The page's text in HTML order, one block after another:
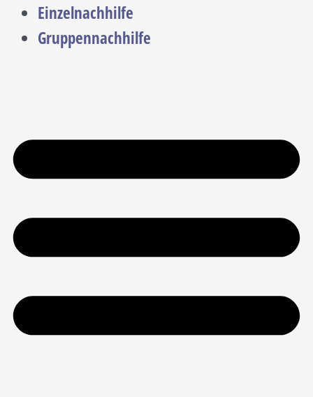
Einzelnachhilfe
Gruppennachhilfe